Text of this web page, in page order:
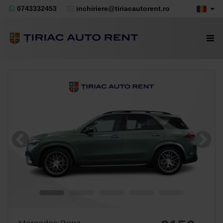
0743332453 inchiriere@tiriacautorent.ro